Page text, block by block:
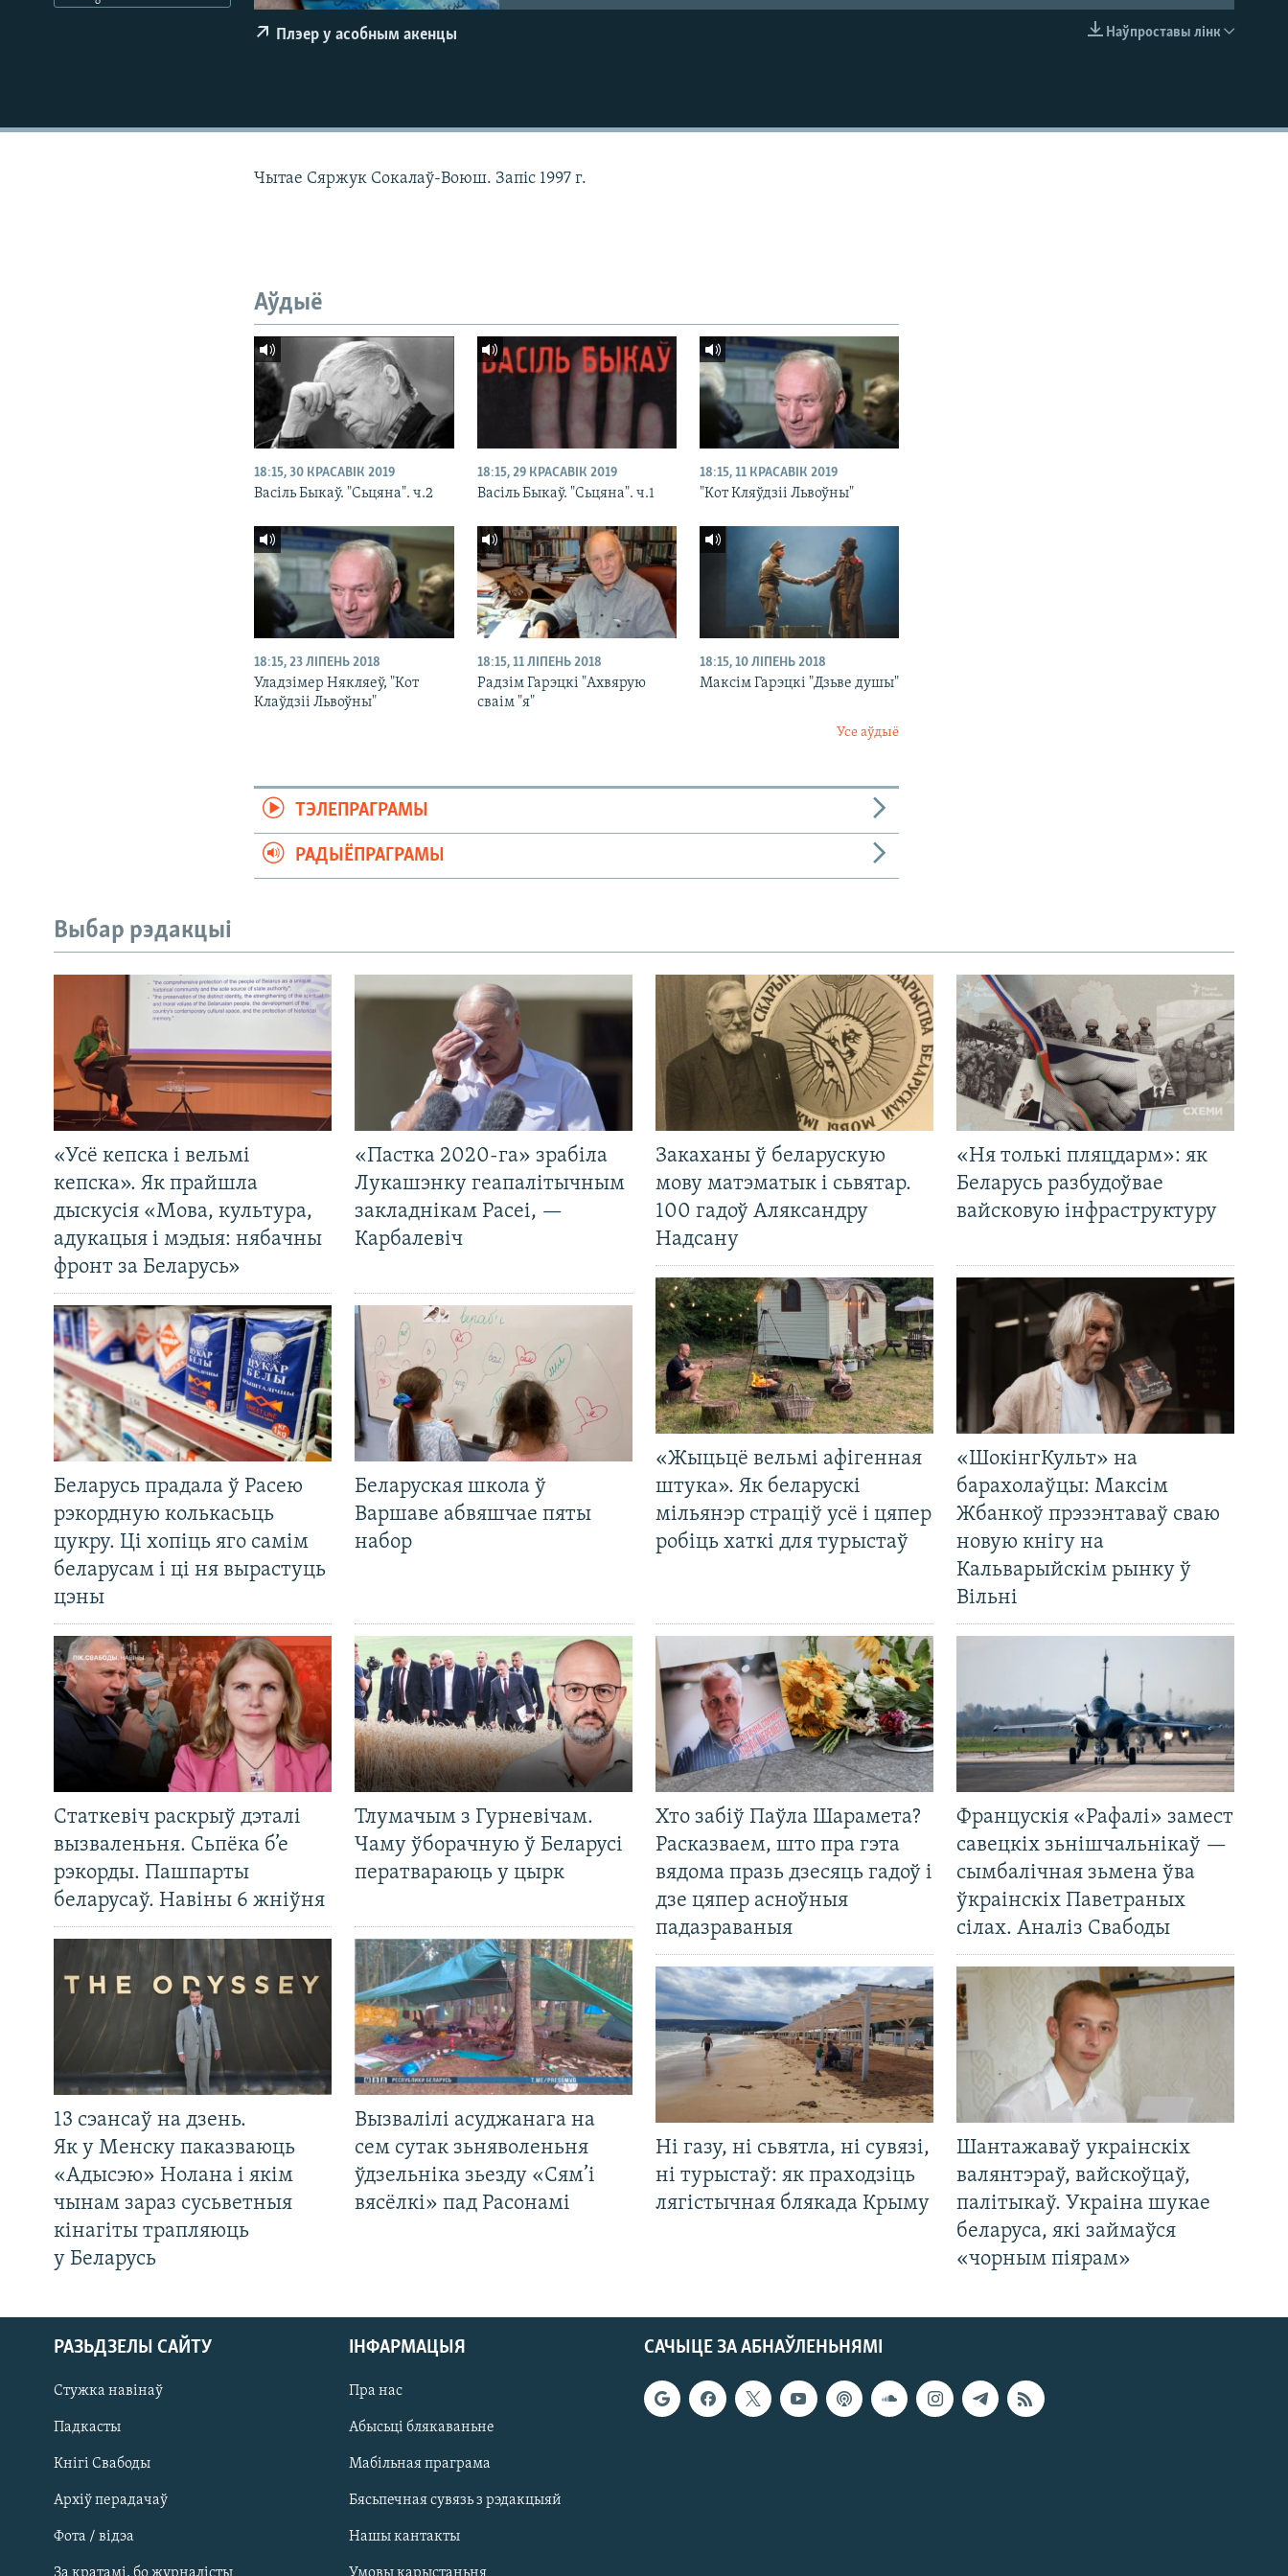
САЧЫЦЕ ЗА АБНАЎЛЕНЬНЯМІ
Наўпроставы лінк
Плэер у асобным акенцы
Чытае Сяржук Сокалаў-Воюш. Запіс 1997 г.
Аўдыё
18:15, 30 КРАСАВІК 2019
Васіль Быкаў. "Сьцяна". ч.2
18:15, 29 КРАСАВІК 2019
Васіль Быкаў. "Сьцяна". ч.1
18:15, 11 КРАСАВІК 2019
"Кот Кляўдзіі Львоўны"
18:15, 23 ЛІПЕНЬ 2018
Уладзімер Някляеў, "Кот
Клаўдзіі Львоўны"
18:15, 11 ЛІПЕНЬ 2018
Радзім Гарэцкі "Ахвярую
сваім "я"
18:15, 10 ЛІПЕНЬ 2018
Максім Гарэцкі "Дзьве душы"
Усе аўдыё
ТЭЛЕПРАГРАМЫ
РАДЫЁПРАГРАМЫ
Выбар рэдакцыі
«Усё кепска і вельмі
кепска». Як прайшла
дыскусія «Мова, культура,
адукацыя і мэдыя: нябачны
фронт за Беларусь»
«Пастка 2020-га» зрабіла
Лукашэнку геапалітычным
закладнікам Расеі, —
Карбалевіч
Беларусь прадала ў Расею
рэкордную колькасьць
цукру. Ці хопіць яго самім
беларусам і ці ня вырастуць
цэны
Беларуская школа ў
Варшаве абвяшчае пяты
набор
Статкевіч раскрыў дэталі
вызваленьня. Сьпёка б’е
рэкорды. Пашпарты
беларусаў. Навіны 6 жніўня
Тлумачым з Гурневічам.
Чаму ўборачную ў Беларусі
ператвараюць у цырк
13 сэансаў на дзень.
Як у Менску паказваюць
«Адысэю» Нолана і якім
чынам зараз сусьветныя
кінагіты трапляюць
у Беларусь
Вызвалілі асуджанага на
сем сутак зьняволеньня
ўдзельніка зьезду «Сям’і
вясёлкі» пад Расонамі
Закаханы ў беларускую
мову матэматык і сьвятар.
100 гадоў Аляксандру
Надсану
«Ня толькі пляцдарм»: як
Беларусь разбудоўвае
вайсковую інфраструктуру
«Жыцьцё вельмі афігенная
штука». Як беларускі
мільянэр страціў усё і цяпер
робіць хаткі для турыстаў
«ШокінгКульт» на
барахолаўцы: Максім
Жбанкоў прэзэнтаваў сваю
новую кнігу на
Кальварыйскім рынку ў
Вільні
Хто забіў Паўла Шарамета?
Расказваем, што пра гэта
вядома празь дзесяць гадоў і
дзе цяпер асноўныя
падазраваныя
Францускія «Рафалі» замест
савецкіх зьнішчальнікаў —
сымбалічная зьмена ўва
ўкраінскіх Паветраных
сілах. Аналіз Свабоды
Ні газу, ні сьвятла, ні сувязі,
ні турыстаў: як праходзіць
лягістычная блякада Крыму
Шантажаваў украінскіх
валянтэраў, вайскоўцаў,
палітыкаў. Украіна шукае
беларуса, які займаўся
«чорным піярам»
САЧЫЦЕ ЗА АБНАЎЛЕНЬНЯМІ
РАЗЬДЗЕЛЫ САЙТУ
Стужка навінаў
Падкасты
Кнігі Свабоды
Архіў перадачаў
Фота / відэа
ІНФАРМАЦЫЯ
Пра нас
Абысьці блякаваньне
Мабільная праграма
Бясьпечная сувязь з рэдакцыяй
Нашы кантакты